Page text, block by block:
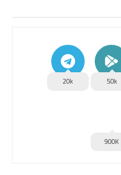
50k
20k
900K